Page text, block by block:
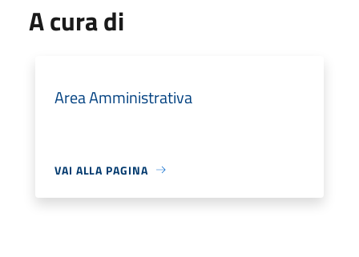
A cura di
Area Amministrativa
VAI ALLA PAGINA